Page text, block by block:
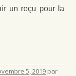
un reçu pour la
5, 2019 par